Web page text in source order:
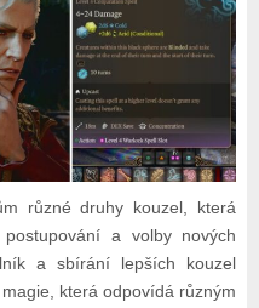
různé druhy kouzel, která
a volby nových
a sbírání lepších kouzel
která odpovídá různým